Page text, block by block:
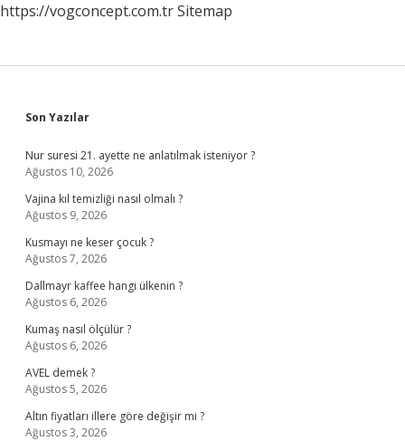
https://vogconcept.com.trSitemap
Sidebar
Son Yazılar
Nur suresi 21. ayette ne anlatılmak isteniyor ?
Ağustos 10, 2026
Vajina kıl temizliği nasıl olmalı ?
Ağustos 9, 2026
Kusmayı ne keser çocuk ?
Ağustos 7, 2026
Dallmayr kaffee hangi ülkenin ?
Ağustos 6, 2026
Kumaş nasıl ölçülür ?
Ağustos 6, 2026
AVEL demek ?
Ağustos 5, 2026
Altın fiyatları illere göre değişir mi ?
Ağustos 3, 2026